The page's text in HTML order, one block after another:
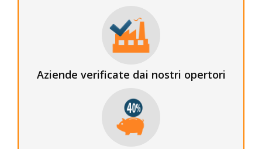
Aziende verificate dai nostri opertori